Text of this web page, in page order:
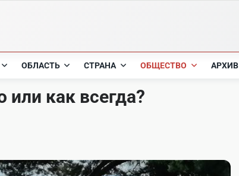
ОБЛАСТЬ СТРАНА ОБЩЕСТВО АРХИВ
или как всегда?